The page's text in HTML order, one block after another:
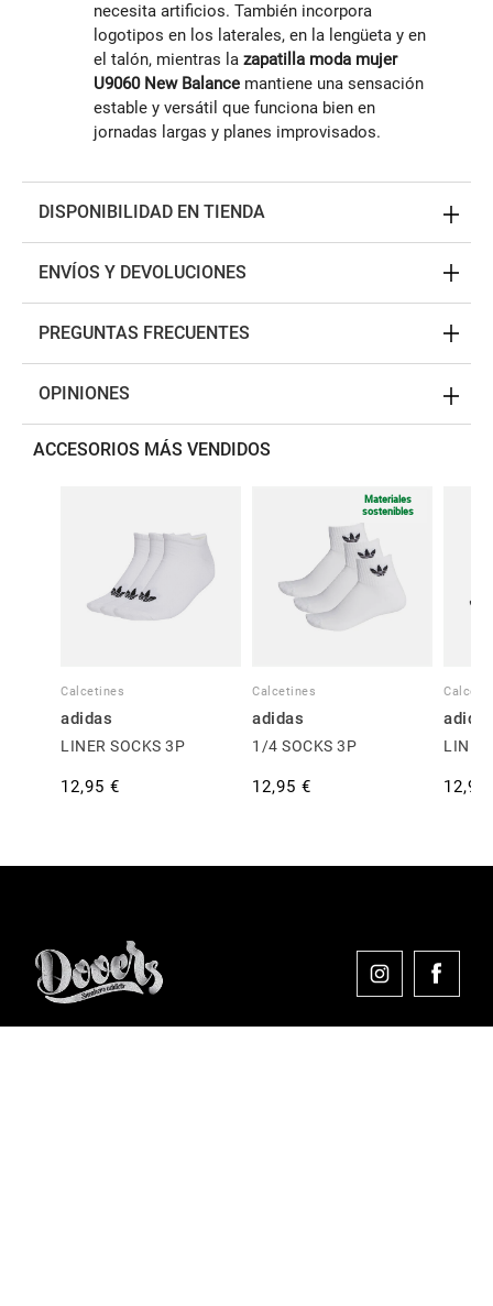
necesita artificios. También incorpora
logotipos en los laterales, en la lengüeta y en
el talón, mientras la zapatilla moda mujer
U9060 New Balance mantiene una sensación
estable y versátil que funciona bien en
jornadas largas y planes improvisados.
DISPONIBILIDAD EN TIENDA
ENVÍOS Y DEVOLUCIONES
PREGUNTAS FRECUENTES
OPINIONES
ACCESORIOS MÁS VENDIDOS
Calcetines
adidas
LINER SOCKS 3P
12,95 €
Materiales
sostenibles
Calcetines
adidas
1/4 SOCKS 3P
12,95 €
LINER
12,95